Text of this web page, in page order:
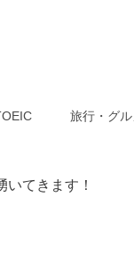
旅行・グ
てきます！